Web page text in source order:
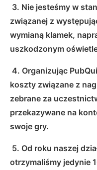
3. Nie jesteśmy w
związanej z
wymianą klamek,
uszkodzonym
4. Organizując
koszty związane z
zebrane za
przekazywane na
swoje gry.
5. Od roku naszej
otrzymaliśmy jedynie